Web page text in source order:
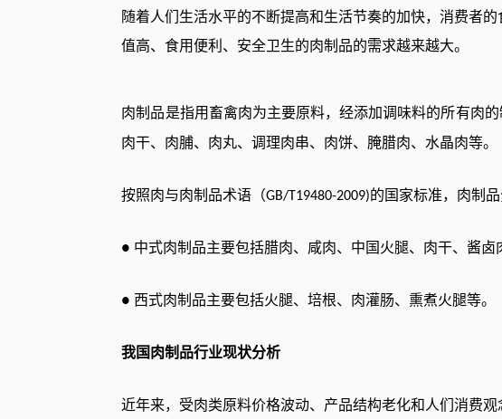
随着人们生活水平的不断提高和生活节奏的加快，消费者
值高、食用便利、安全卫生的肉制品的需求越来越大。
肉制品是指用畜禽肉为主要原料，经添加调味料的所有肉
肉干、肉脯、肉丸、调理肉串、肉饼、腌腊肉、水晶肉等。
按照肉与肉制品术语（GB/T19480-2009)的国家标准，肉制
● 中式肉制品主要包括腊肉、咸肉、中国火腿、肉干、酱卤
● 西式肉制品主要包括火腿、培根、肉灌肠、熏煮火腿等。
我国肉制品行业现状分析
近年来，受肉类原料价格波动、产品结构老化和人们消费